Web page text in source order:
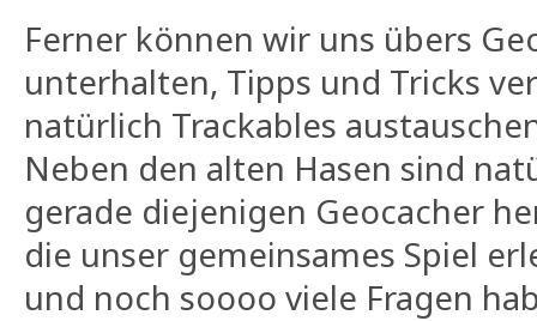
Ferner können wir uns übers
unterhalten, Tipps und Tricks
natürlich Trackables
Neben den alten Hasen sind
gerade diejenigen Geocacher
die unser gemeinsames Spiel
und noch soooo viele Fragen